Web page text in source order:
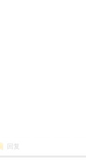
回复